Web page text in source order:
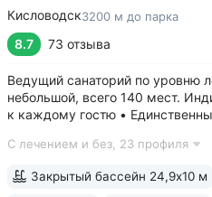
Кисловодск3200 м до парка
8.7 73 отзыва
Ведущий санаторий по уровню
небольшой, всего 140 мест.
к каждому гостю •
комплекс CON-TREX (Германия)
С лечением и без, 23 профиля
Закрытый бассейн 24,9х10 м